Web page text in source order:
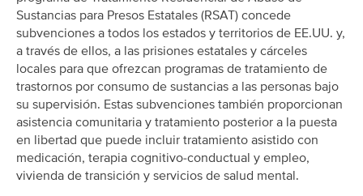
Sustancias para Presos Estatales (RSAT) concede
subvenciones a todos los estados y territorios de EE.UU. y,
a través de ellos, a las prisiones estatales y cárceles
locales para que ofrezcan programas de tratamiento de
trastornos por consumo de sustancias a las personas bajo
su supervisión. Estas subvenciones también proporcionan
asistencia comunitaria y tratamiento posterior a la puesta
en libertad que puede incluir tratamiento asistido con
medicación, terapia cognitivo-conductual y empleo,
vivienda de transición y servicios de salud mental.